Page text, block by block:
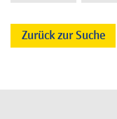
Zurück zur Suche